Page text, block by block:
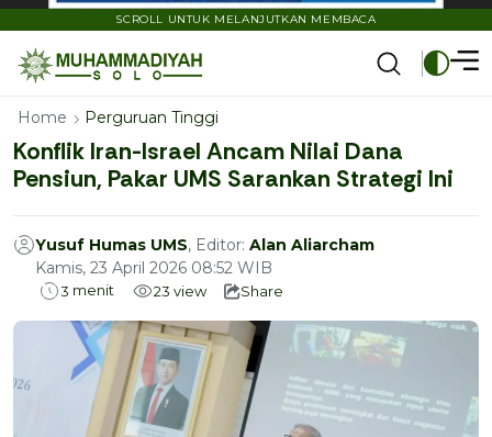
SCROLL UNTUK MELANJUTKAN MEMBACA
Home Perguruan Tinggi
Konflik Iran-Israel Ancam Nilai Dana
Pensiun, Pakar UMS Sarankan Strategi Ini
Yusuf Humas UMS, Editor: Alan Aliarcham
Kamis, 23 April 2026 08:52 WIB
3 menit 23 view Share